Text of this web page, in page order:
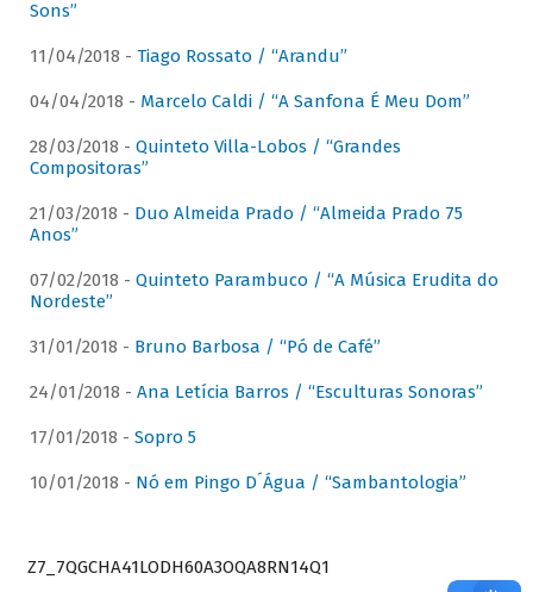
Sons”
11/04/2018 - Tiago Rossato / “Arandu”
04/04/2018 - Marcelo Caldi / “A Sanfona É Meu Dom”
28/03/2018 - Quinteto Villa-Lobos / “Grandes
Compositoras”
21/03/2018 - Duo Almeida Prado / “Almeida Prado 75
Anos”
07/02/2018 - Quinteto Parambuco / “A Música Erudita do
Nordeste”
31/01/2018 - Bruno Barbosa / “Pó de Café”
24/01/2018 - Ana Letícia Barros / “Esculturas Sonoras”
17/01/2018 - Sopro 5
10/01/2018 - Nó em Pingo D´Água / “Sambantologia”
Z7_7QGCHA41LODH60A3OQA8RN14Q1